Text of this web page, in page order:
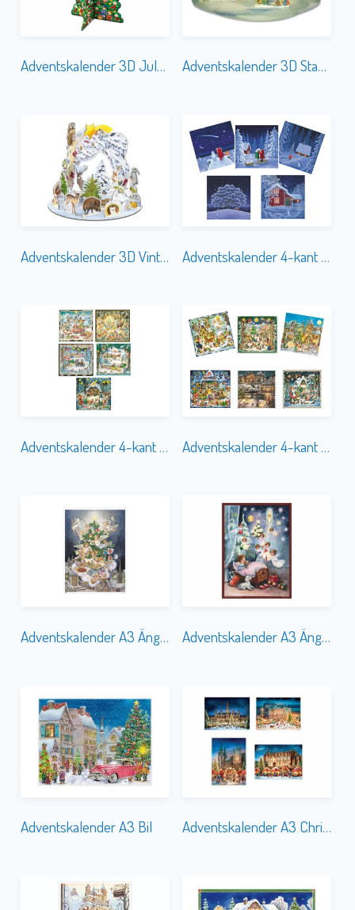
Adventskalender 3D Julgran Adventskalender 3D Stad 1955
Adventskalender 3D Vinterdjur Adventskalender 4-kant God Jul
Adventskalender 4-kant Nostalgi 50-tal Adventskalender 4-kant Sorterade 10-olika
Adventskalender A3 Änglagran 1955 Adventskalender A3 Änglahimmel
Adventskalender A3 Bil Adventskalender A3 Christmas in Europe